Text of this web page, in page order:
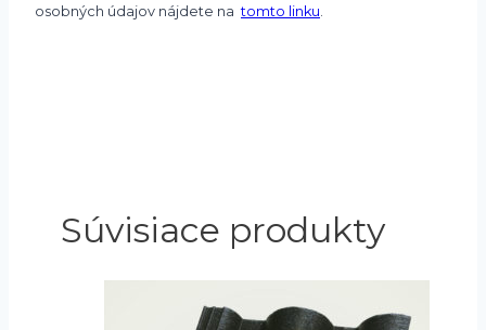
osobných údajov nájdete natomto linku.
Súvisiace produkty